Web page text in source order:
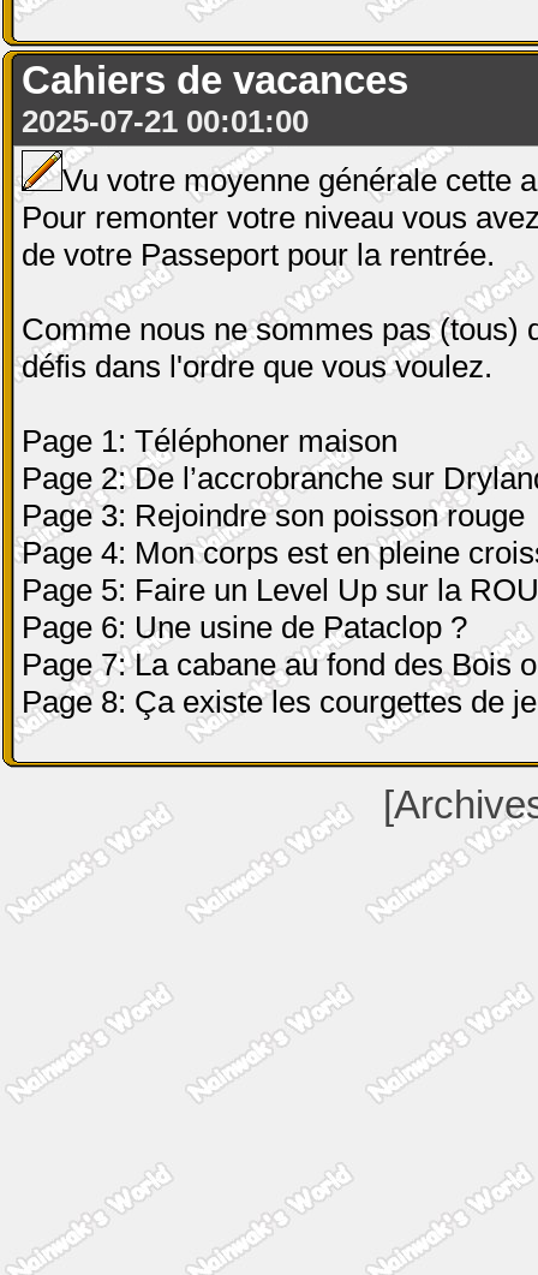
Cahiers de vacances
2025-07-21 00:01:00
Vu votre moyenne générale cette
Pour remonter votre niveau vous
de votre Passeport pour la rentrée.
Comme nous ne sommes pas (tous)
défis dans l'ordre que vous voulez.
Page 1: Téléphoner maison
Page 2: De l’accrobranche sur
Page 3: Rejoindre son poisson rouge
Page 4: Mon corps est en pleine
Page 5: Faire un Level Up sur la
Page 6: Une usine de Pataclop ?
Page 7: La cabane au fond des Bois
Page 8: Ça existe les courgettes de